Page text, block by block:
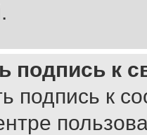
подпись к
подпись к